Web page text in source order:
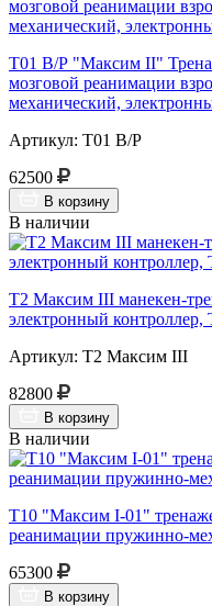
Т01 В/Р "Максим II"
мозговой реанимации
механический,
Артикул: Т01 В/Р
62500
В корзину
В наличии
Т2 Максим III манекен-
электронный
Артикул: Т2 Максим III
82800
В корзину
В наличии
Т10 "Максим I-01"
реанимации пружинно-
65300
В корзину